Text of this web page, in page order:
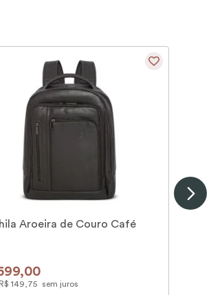
Aroeira de Couro Café
,00
R$ 149 75 sem juros